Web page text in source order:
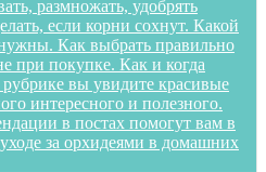
размножать, удобрять
если корни сохнут. Какой
Как выбрать правильно
при покупке. Как и когда
вы увидите красивые
интересного и полезного.
в постах помогут вам в
за орхидеями в домашних